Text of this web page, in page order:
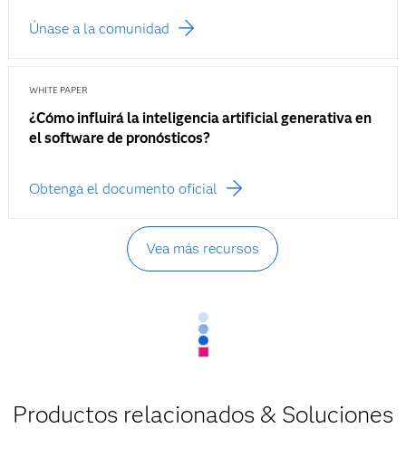
Únase a la comunidad
WHITE PAPER
¿Cómo influirá la inteligencia artificial generativa en
el software de pronósticos?
Obtenga el documento oficial
Vea más recursos
Productos relacionados & Soluciones